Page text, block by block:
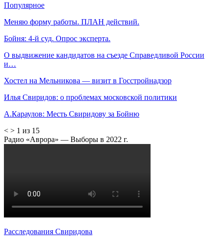
Популярное
Меняю форму работы. ПЛАН действий.
Бойня: 4-й суд. Опрос эксперта.
О выдвижение кандидатов на съезде Справедливой России
и…
Хостел на Мельникова — визит в Госстройнадзор
Илья Свиридов: о проблемах московской политики
А.Караулов: Месть Свиридову за Бойню
< > 1 из 15
Радио «Аврора» — Выборы в 2022 г.
Расследования Свиридова